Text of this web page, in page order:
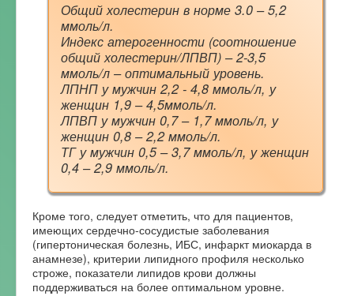
Общий холестерин в норме 3.0 – 5,2
ммоль/л.
Индекс атерогенности (соотношение
общий холестерин/ЛПВП) – 2-3,5
ммоль/л – оптимальный уровень.
ЛПНП у мужчин 2,2 - 4,8 ммоль/л, у
женщин 1,9 – 4,5ммоль/л.
ЛПВП у мужчин 0,7 – 1,7 ммоль/л, у
женщин 0,8 – 2,2 ммоль/л.
ТГ у мужчин 0,5 – 3,7 ммоль/л, у женщин
0,4 – 2,9 ммоль/л.
Кроме того, следует отметить, что для пациентов,
имеющих сердечно-сосудистые заболевания
(гипертоническая болезнь, ИБС, инфаркт миокарда в
анамнезе), критерии липидного профиля несколько
строже, показатели липидов крови должны
поддерживаться на более оптимальном уровне.